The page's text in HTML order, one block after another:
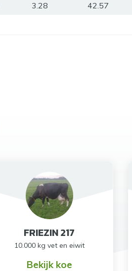
3.28 42.57
FRIEZIN 217
10.000 kg vet en eiwit
Bekijk koe